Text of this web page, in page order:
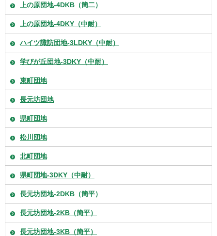
上の原団地-4DKB（簡二）
上の原団地-4DKY（中耐）
ハイツ諏訪団地-3LDKY（中耐）
学びが丘団地-3DKY（中耐）
東町団地
長元坊団地
県町団地
松川団地
北町団地
県町団地-3DKY（中耐）
長元坊団地-2DKB（簡平）
長元坊団地-2KB（簡平）
長元坊団地-3KB（簡平）